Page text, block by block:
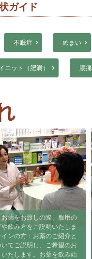
ガイド
不眠症 めまい
エット（肥満） 腰痛
お薬をお渡しの際、服用の
や飲み方をご説明いたしま
インの方：お薬のご紹介と
いてご説明し、ご希望のお
いたします。お薬を飲み始